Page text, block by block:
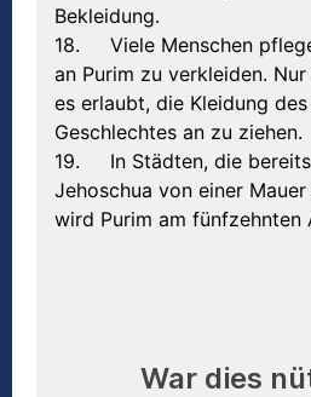
Bekleidung.
18. Viele Menschen
an Purim zu verkleiden.
es erlaubt, die Kleidung
Geschlechtes an zu ziehen.
19. In Städten, die
Jehoschua von einer
wird Purim am fünfzehnten
War dies